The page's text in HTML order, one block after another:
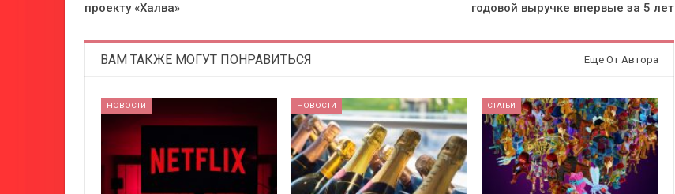
проекту «Халва»
годовой выручке впервые за 5 лет
ВАМ ТАКЖЕ МОГУТ ПОНРАВИТЬСЯ Еще От Автора
НОВОСТИ НОВОСТИ СТАТЬИ